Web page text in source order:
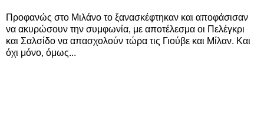
Προφανώς στο Μιλάνο το ξανασκέφτηκαν και αποφάσισαν
να ακυρώσουν την συμφωνία, με αποτέλεσμα οι Πελέγκρι
και Σαλσίδο να απασχολούν τώρα τις Γιούβε και Μίλαν. Και
όχι μόνο, όμως...